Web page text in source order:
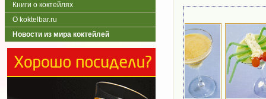
Книги о коктейлях
О koktelbar.ru
Новости из мира коктейлей